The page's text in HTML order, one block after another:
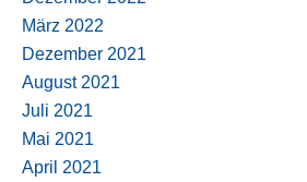
März 2022
Dezember 2021
August 2021
Juli 2021
Mai 2021
April 2021